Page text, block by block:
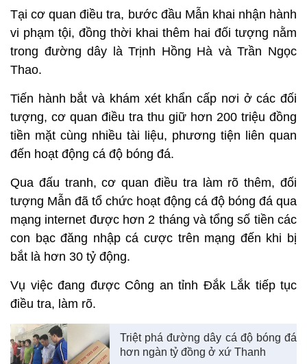
Tại cơ quan điều tra, bước đầu Mẫn khai nhận hành
vi phạm tội, đồng thời khai thêm hai đối tượng nằm
trong đường dây là Trịnh Hồng Hà và Trần Ngọc
Thao.
Tiến hành bắt và khám xét khẩn cấp nơi ở các đối
tượng, cơ quan điều tra thu giữ hơn 200 triệu đồng
tiền mặt cùng nhiều tài liệu, phương tiện liên quan
đến hoạt động cá độ bóng đá.
Qua đấu tranh, cơ quan điều tra làm rõ thêm, đối
tượng Mẫn đã tổ chức hoạt động cá độ bóng đá qua
mạng internet được hơn 2 tháng và tổng số tiền các
con bạc đăng nhập cá cược trên mạng đến khi bị
bắt là hơn 30 tỷ động.
Vụ việc đang được Công an tỉnh Đắk Lắk tiếp tục
điều tra, làm rõ.
Triệt phá đường dây cá độ bóng đá
hơn ngàn tỷ đồng ở xứ Thanh